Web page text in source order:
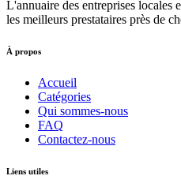
L'annuaire des entreprises locales
les meilleurs prestataires près de
À propos
Accueil
Catégories
Qui sommes-nous
FAQ
Contactez-nous
Liens utiles